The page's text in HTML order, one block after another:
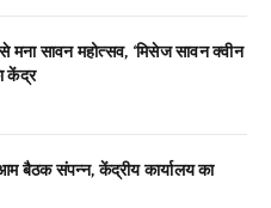
मना सावन महोत्सव, ‘मिसेज सावन क्वीन
केंद्र
बैठक संपन्न, केंद्रीय कार्यालय का